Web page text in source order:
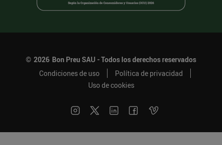
© 2026 Bon Preu SAU - Todos los derechos reservados
Condiciones de uso
Política de privacidad
Uso de cookies